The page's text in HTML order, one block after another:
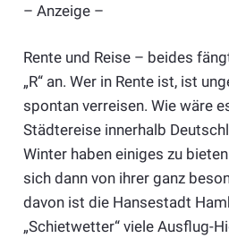
– Anzeige –
Rente und Reise – beides
„R“ an. Wer in Rente ist, ist
spontan verreisen. Wie wäre
Städtereise innerhalb
Winter haben einiges zu
sich dann von ihrer ganz
davon ist die Hansestadt
„Schietwetter“ viele Ausflug-